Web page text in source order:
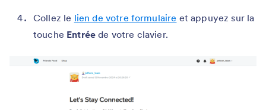
Collez le lien de votre formulaire et appuyez sur la
touche Entrée de votre clavier.